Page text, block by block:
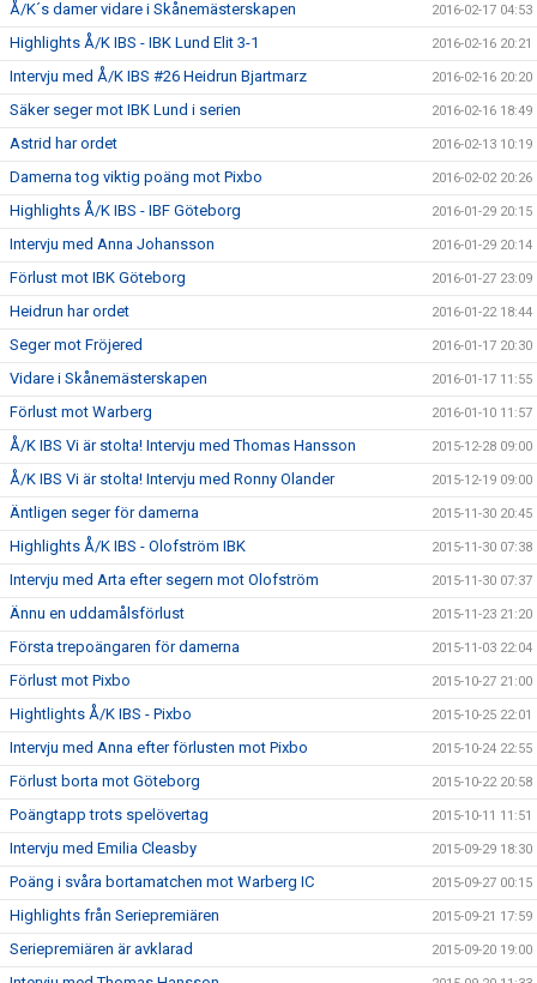
Å/K´s damer vidare i Skånemästerskapen 2016-02-17 04:53
Highlights Å/K IBS - IBK Lund Elit 3-1 2016-02-16 20:21
Intervju med Å/K IBS #26 Heidrun Bjartmarz 2016-02-16 20:20
Säker seger mot IBK Lund i serien 2016-02-16 18:49
Astrid har ordet 2016-02-13 10:19
Damerna tog viktig poäng mot Pixbo 2016-02-02 20:26
Highlights Å/K IBS - IBF Göteborg 2016-01-29 20:15
Intervju med Anna Johansson 2016-01-29 20:14
Förlust mot IBK Göteborg 2016-01-27 23:09
Heidrun har ordet 2016-01-22 18:44
Seger mot Fröjered 2016-01-17 20:30
Vidare i Skånemästerskapen 2016-01-17 11:55
Förlust mot Warberg 2016-01-10 11:57
Å/K IBS Vi är stolta! Intervju med Thomas Hansson 2015-12-28 09:00
Å/K IBS Vi är stolta! Intervju med Ronny Olander 2015-12-19 09:00
Äntligen seger för damerna 2015-11-30 20:45
Highlights Å/K IBS - Olofström IBK 2015-11-30 07:38
Intervju med Arta efter segern mot Olofström 2015-11-30 07:37
Ännu en uddamålsförlust 2015-11-23 21:20
Första trepoängaren för damerna 2015-11-03 22:04
Förlust mot Pixbo 2015-10-27 21:00
Hightlights Å/K IBS - Pixbo 2015-10-25 22:01
Intervju med Anna efter förlusten mot Pixbo 2015-10-24 22:55
Förlust borta mot Göteborg 2015-10-22 20:58
Poängtapp trots spelövertag 2015-10-11 11:51
Intervju med Emilia Cleasby 2015-09-29 18:30
Poäng i svåra bortamatchen mot Warberg IC 2015-09-27 00:15
Highlights från Seriepremiären 2015-09-21 17:59
Seriepremiären är avklarad 2015-09-20 19:00